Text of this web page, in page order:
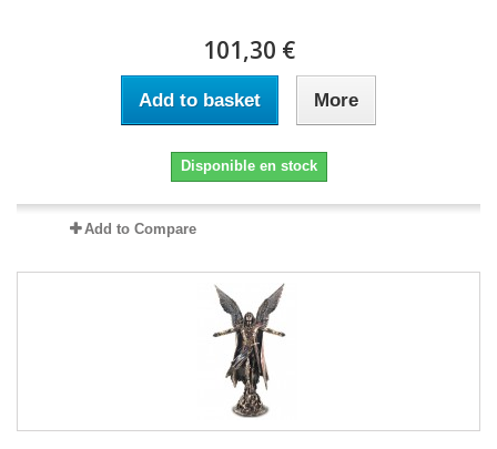
101,30 €
Add to basket More
Disponible en stock
Add to Compare